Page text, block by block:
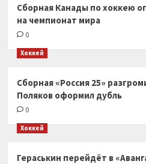
Сборная Канады по хоккею
на чемпионат мира
0
Хоккей
Сборная «Россия 25»
Поляков оформил дубль
0
Хоккей
Гераськин перейдёт в